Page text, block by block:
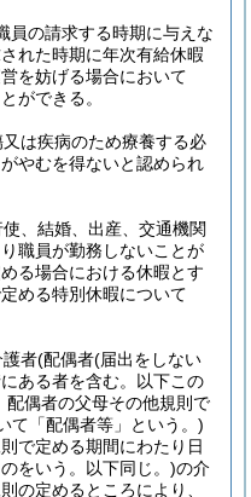
員の請求する時期に与えな
れた時期に年次有給休暇
を妨げる場合において
ができる。
は疾病のため療養する必
やむを得ないと認められ
、結婚、出産、交通機関
職員が勤務しないことが
る場合における休暇とす
める特別休暇について
護者(配偶者(届出をしない
ある者を含む。以下この
配偶者の父母その他規則で
て「配偶者等」という。)
で定める期間にわたり日
をいう。以下同じ。)の介
の定めるところにより、